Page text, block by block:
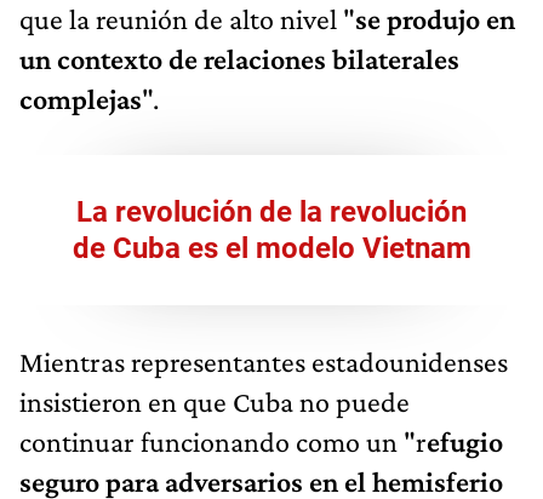
que la reunión de alto nivel "se produjo en
un contexto de relaciones bilaterales
complejas".
La revolución de la revolución
de Cuba es el modelo Vietnam
Mientras representantes estadounidenses
insistieron en que Cuba no puede
continuar funcionando como un "refugio
seguro para adversarios en el hemisferio